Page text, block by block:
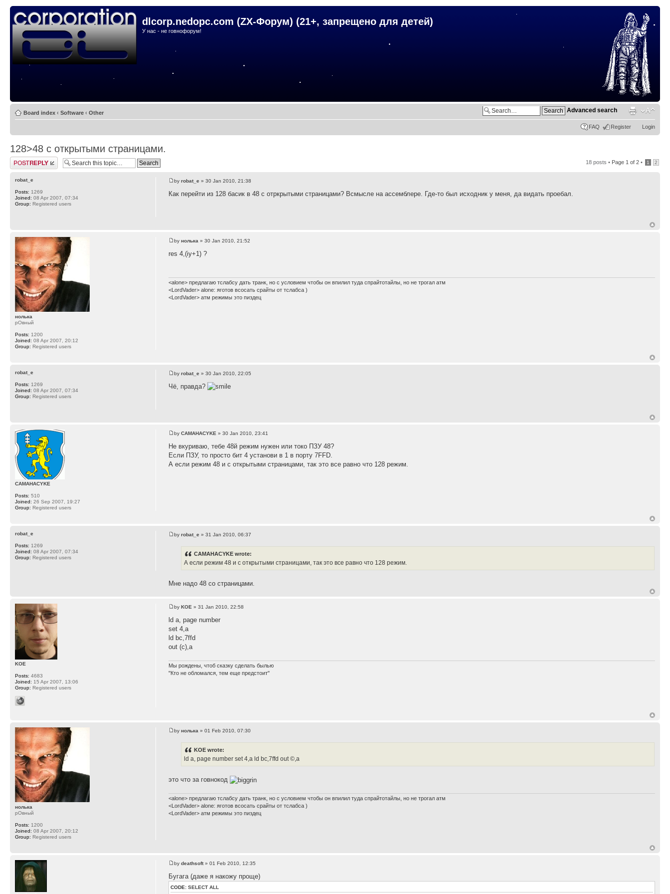
dlcorp.nedopc.com (ZX-Форум) (21+, запрещено для детей)
У нас - не говнофорум!
Board index ‹ Software ‹ Other Advanced search
FAQ Register Login
128>48 с открытыми страницами.
Post a reply 18 posts • Page 1 of 2 • 1 2
byrobat_e » 30 Jan 2010, 21:38
Как перейти из 128 басик в 48 с отркрытыми страницами? Всмысле на ассемблере. Где-то был исходник у меня, да видать проебал.
robat_e
Posts: 1269
Joined: 08 Apr 2007, 07:34
Group: Registered users
byнолька » 30 Jan 2010, 21:52
res 4,(iy+1) ?
<alone> предлагаю тслабсу дать транк, но с условием чтобы он впилил туда спрайтотайлы, но не трогал атм
<LordVader> alone: яготов всосать срайты от тслабса )
<LordVader> атм режимы это пиздец
нолька
рОвный
Posts: 1200
Joined: 08 Apr 2007, 20:12
Group: Registered users
byrobat_e » 30 Jan 2010, 22:05
Чё, правда?
robat_e
Posts: 1269
Joined: 08 Apr 2007, 07:34
Group: Registered users
byCAMAHACYKE » 30 Jan 2010, 23:41
Не вкуриваю, тебе 48й режим нужен или токо ПЗУ 48?
Если ПЗУ, то просто бит 4 установи в 1 в порту 7FFD.
А если режим 48 и с открытыми страницами, так это все равно что 128 режим.
CAMAHACYKE
Posts: 510
Joined: 26 Sep 2007, 19:27
Group: Registered users
byrobat_e » 31 Jan 2010, 06:37
CAMAHACYKE wrote:
А если режим 48 и с открытыми страницами, так это все равно что 128 режим.
Мне надо 48 со страницами.
robat_e
Posts: 1269
Joined: 08 Apr 2007, 07:34
Group: Registered users
byKOE » 31 Jan 2010, 22:58
ld a, page number
set 4,a
ld bc,7ffd
out (c),a
Мы рождены, чтоб сказку сделать былью
"Кто не обломался, тем еще предстоит"
KOE
Posts: 4683
Joined: 15 Apr 2007, 13:06
Group: Registered users
byнолька » 01 Feb 2010, 07:30
KOE wrote:
ld a, page number set 4,a ld bc,7ffd out ©,a
это что за говнокод
<alone> предлагаю тслабсу дать транк, но с условием чтобы он впилил туда спрайтотайлы, но не трогал атм
<LordVader> alone: яготов всосать срайты от тслабса )
<LordVader> атм режимы это пиздец
нолька
рОвный
Posts: 1200
Joined: 08 Apr 2007, 20:12
Group: Registered users
bydeathsoft» 01 Feb 2010, 12:35
Бугага (даже я накожу проще)
CODE:SELECT ALL